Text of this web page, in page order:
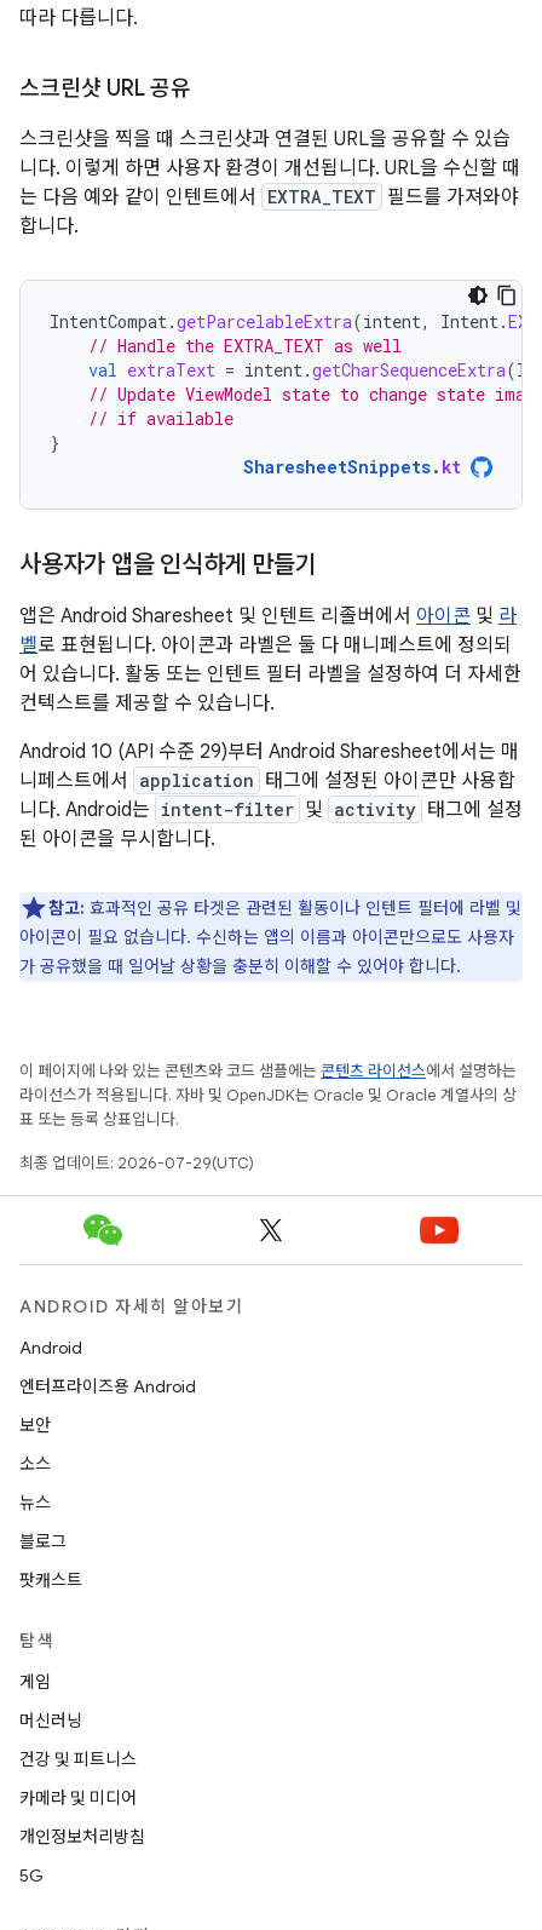
따라 다릅니다.
스크린샷 URL 공유
스크린샷을 찍을 때 스크린샷과 연결된 URL을 공유할 수 있습
니다. 이렇게 하면 사용자 환경이 개선됩니다. URL을 수신할 때
는 다음 예와 같이 인텐트에서
EXTRA_TEXT 필드를 가져와야
합니다.
IntentCompat.getParcelableExtra(intent, Intent.
// Handle the EXTRA_TEXT as well
val extraText = intent.getCharSequenceExtra(
// Update ViewModel state to change state image
// if available
}
SharesheetSnippets. kt
사용자가 앱을 인식하게 만들기
앱은 Android Sharesheet 및 인텐트 리졸버에서 아이콘 및 라
벨로 표현됩니다. 아이콘과 라벨은 둘 다 매니페스트에 정의되
어 있습니다. 활동 또는 인텐트 필터 라벨을 설정하여 더 자세한
컨텍스트를 제공할 수 있습니다.
Android 10 (API 수준 29)부터 Android Sharesheet에서는 매
니페스트에서
application 태그에 설정된 아이콘만 사용합
니다. Android는 intent-filter 및 activity 태그에 설정
된 아이콘을 무시합니다.
참고: 효과적인 공유 타겟은 관련된 활동이나 인텐트 필터에 라벨 및
아이콘이 필요 없습니다. 수신하는 앱의 이름과 아이콘만으로도 사용자
가 공유했을 때 일어날 상황을 충분히 이해할 수 있어야 합니다.
이 페이지에 나와 있는 콘텐츠와 코드 샘플에는 콘텐츠 라이선스에서 설명하는
라이선스가 적용됩니다. 자바 및 OpenJDK는 Oracle 및 Oracle 계열사의 상
표 또는 등록 상표입니다.
최종 업데이트: 2026-07-29(UTC)
ANDROID 자세히 알아보기
Android
엔터프라이즈용 Android
보안
소스
뉴스
블로그
팟캐스트
탐색
게임
머신러닝
건강 및 피트니스
카메라 및 미디어
개인정보처리방침
5G